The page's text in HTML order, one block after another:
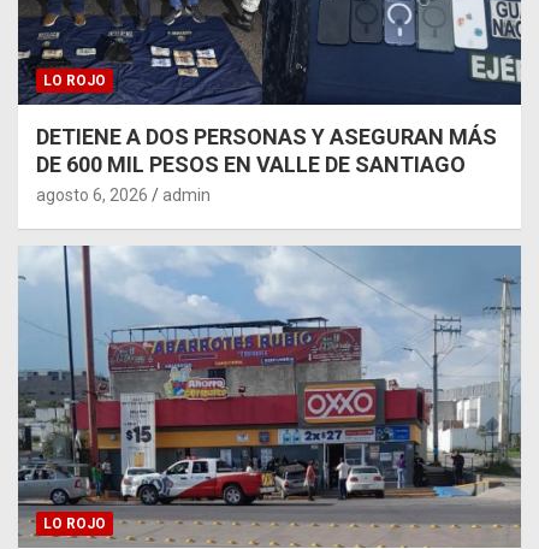
LO ROJO
DETIENE A DOS PERSONAS Y ASEGURAN MÁS
DE 600 MIL PESOS EN VALLE DE SANTIAGO
agosto 6, 2026 admin
LO ROJO